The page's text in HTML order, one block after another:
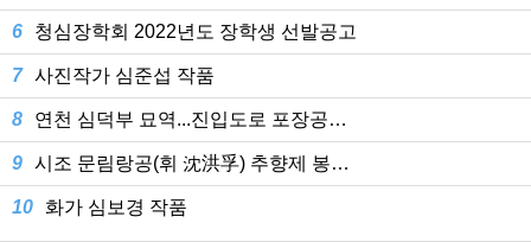
6 청심장학회 2022년도 장학생 선발공고
7 사진작가 심준섭 작품
8 연천 심덕부 묘역...진입도로 포장공…
9 시조 문림랑공(휘 沈洪孚) 추향제 봉…
10 화가 심보경 작품